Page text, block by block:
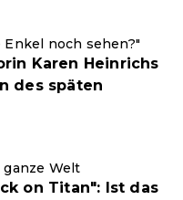
noch sehen?"
Karen Heinrichs
des späten
ganze Welt
on Titan": Ist das